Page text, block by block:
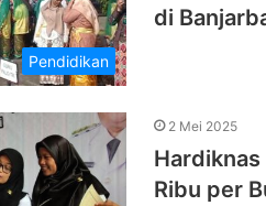
Pendidikan
di
2 Mei 2025
Ribu per